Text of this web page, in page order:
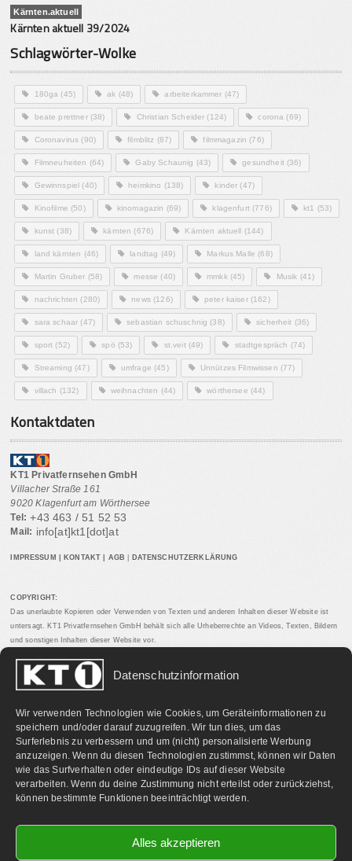
Datenschutzinformation
Wir verwenden Technologien wie Cookies, um Geräteinformationen zu
speichern und/oder darauf zuzugreifen. Wir tun dies, um das
Surferlebnis zu verbessern und um (nicht) personalisierte Werbung
anzuzeigen. Wenn du diesen Technologien zustimmst, können wir Daten
wie das Surfverhalten oder eindeutige IDs auf dieser Website
verarbeiten. Wenn du deine Zustimmung nicht erteilst oder zurückziehst,
können bestimmte Funktionen beeinträchtigt werden.
Alles akzeptieren
Kärnten.aktuell
Kärnten aktuell 39/2024
Schlagwörter-Wolke
180ga (45) ak (48) arbeiterkammer (47)
beate prettner(38) Christian Scheider (124) corona (69)
Coronavirus (90) filmblitz (87) filmmagazin (76)
Filmneuheiten (64) Gaby Schaunig (43) gesundheit(36)
Gewinnspiel (40) heimkino (138) kinder (47)
Kinofilme (50) kinomagazin (69) klagenfurt(776) kt1 (53)
kunst (38) kärnten (676) Kärnten aktuell (144)
land kärnten (46) landtag (49) Markus Malle (68)
Martin Gruber (58) messe (40) mmkk(45) Musik (41)
nachrichten (280) news(126) peter kaiser(162)
sara schaar (47) sebastian schuschnig (38) sicherheit (36)
sport (52) spö (53) st.veit(49) stadtgespräch (74)
Streaming (47) umfrage (45) Unnützes Filmwissen (77)
villach (132) weihnachten (44) wörthersee (44)
Kontaktdaten
KT1 Privatfernsehen GmbH
Villacher Straße 161
9020 Klagenfurt am Wörthersee
Tel: +43 463 / 51 52 53
Mail: info[at]kt1[dot]at
IMPRESSUM KONTAKT AGB DATENSCHUTZERKLÄRUNG
COPYRIGHT:
Das unerlaubte Kopieren oder Verwenden von Texten und anderen Inhalten dieser Website ist
untersagt. KT1 Privatfernsehen GmbH behält sich alle Urheberrechte an Videos, Texten, Bildern
und sonstigen Inhalten dieser Website vor.
PARTNERLINKS: